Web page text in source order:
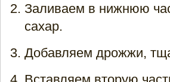
Заливаем в нижнюю
сахар.
Добавляем дрожжи,